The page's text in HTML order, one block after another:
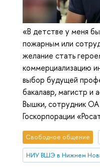
«В детстве у меня
пожарным или
желание стать
коммерциализацию
выбор будущей
бакалавр, магистр и
Вышки, сотрудник
Госкорпорации
Свободное общение
НИУ ВШЭ в Нижнем